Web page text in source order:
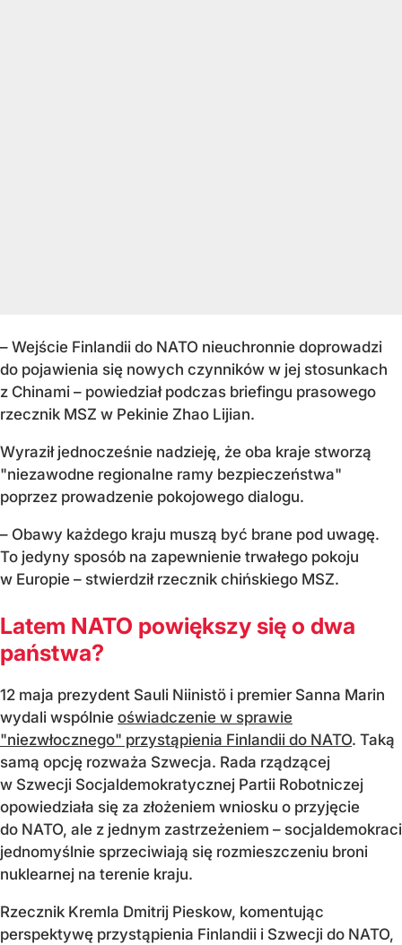
– Wejście Finlandii do NATO nieuchronnie doprowadzi
do pojawienia się nowych czynników w jej stosunkach
z Chinami – powiedział podczas briefingu prasowego
rzecznik MSZ w Pekinie Zhao Lijian.
Wyraził jednocześnie nadzieję, że oba kraje stworzą
"niezawodne regionalne ramy bezpieczeństwa"
poprzez prowadzenie pokojowego dialogu.
– Obawy każdego kraju muszą być brane pod uwagę.
To jedyny sposób na zapewnienie trwałego pokoju
w Europie – stwierdził rzecznik chińskiego MSZ.
Latem NATO powiększy się o dwa
państwa?
12 maja prezydent Sauli Niinistö i premier Sanna Marin
wydali wspólnie oświadczenie w sprawie
"niezwłocznego" przystąpienia Finlandii do NATO. Taką
samą opcję rozważa Szwecja. Rada rządzącej
w Szwecji Socjaldemokratycznej Partii Robotniczej
opowiedziała się za złożeniem wniosku o przyjęcie
do NATO, ale z jednym zastrzeżeniem – socjaldemokraci
jednomyślnie sprzeciwiają się rozmieszczeniu broni
nuklearnej na terenie kraju.
Rzecznik Kremla Dmitrij Pieskow, komentując
perspektywę przystąpienia Finlandii i Szwecji do NATO,